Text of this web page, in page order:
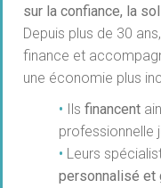
sur la confiance, la
Depuis plus de 30
finance et
une économie plus
• Ils financent
professionnelle
• Leurs
personnalisé et